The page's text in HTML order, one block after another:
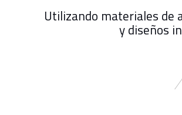
Utilizando materiales de
y diseños